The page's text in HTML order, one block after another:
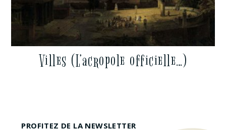
Villes (L’acropole officielle…)
PROFITEZ DE LA NEWSLETTER